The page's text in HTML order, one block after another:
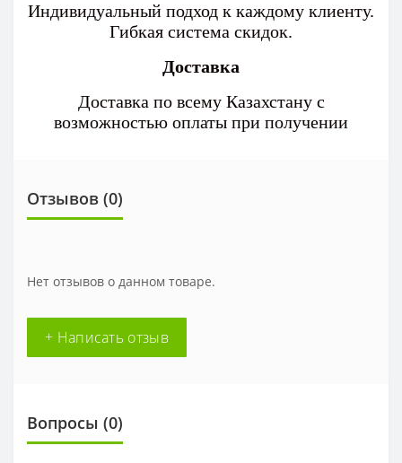
Индивидуальный подход к каждому клиенту.
Гибкая система скидок.
Доставка
Доставка по всему Казахстану с
возможностью оплаты при получении
Отзывов (0)
Нет отзывов о данном товаре.
+ Написать отзыв
Вопросы (0)